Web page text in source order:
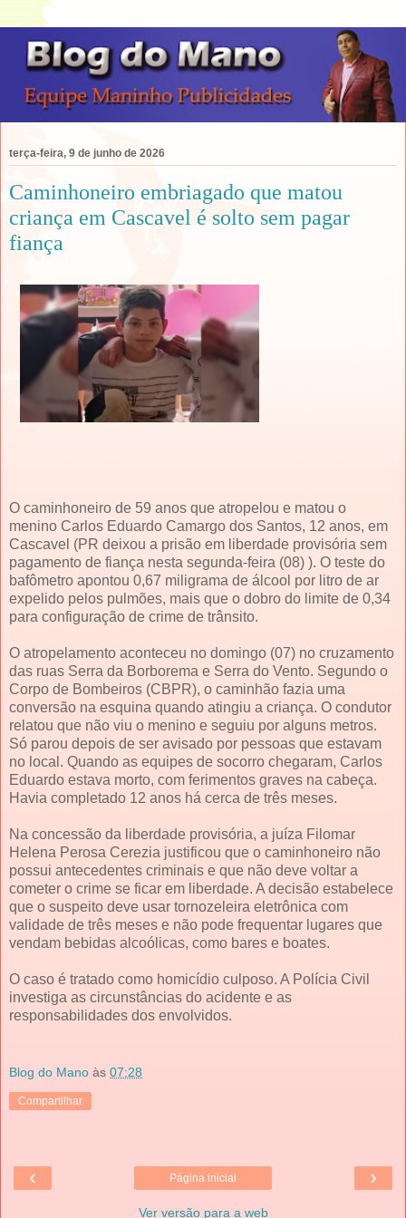
terça-feira, 9 de junho de 2026
Caminhoneiro embriagado que matou
criança em Cascavel é solto sem pagar
fiança
O caminhoneiro de 59 anos que atropelou e matou o
menino Carlos Eduardo Camargo dos Santos, 12 anos, em
Cascavel (PR deixou a prisão em liberdade provisória sem
pagamento de fiança nesta segunda-feira (08) ). O teste do
bafômetro apontou 0,67 miligrama de álcool por litro de ar
expelido pelos pulmões, mais que o dobro do limite de 0,34
para configuração de crime de trânsito.
O atropelamento aconteceu no domingo (07) no cruzamento
das ruas Serra da Borborema e Serra do Vento. Segundo o
Corpo de Bombeiros (CBPR), o caminhão fazia uma
conversão na esquina quando atingiu a criança. O condutor
relatou que não viu o menino e seguiu por alguns metros.
Só parou depois de ser avisado por pessoas que estavam
no local. Quando as equipes de socorro chegaram, Carlos
Eduardo estava morto, com ferimentos graves na cabeça.
Havia completado 12 anos há cerca de três meses.
Na concessão da liberdade provisória, a juíza Filomar
Helena Perosa Cerezia justificou que o caminhoneiro não
possui antecedentes criminais e que não deve voltar a
cometer o crime se ficar em liberdade. A decisão estabelece
que o suspeito deve usar tornozeleira eletrônica com
validade de três meses e não pode frequentar lugares que
vendam bebidas alcoólicas, como bares e boates.
O caso é tratado como homicídio culposo. A Polícia Civil
investiga as circunstâncias do acidente e as
responsabilidades dos envolvidos.
Blog do Mano às 07:28
Compartilhar
‹ ›
Página inicial
Ver versão para a web